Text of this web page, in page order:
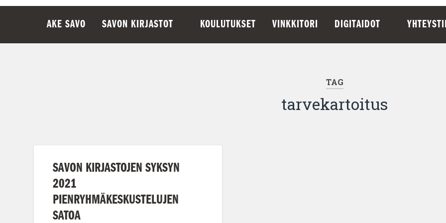
AKE SAVO SAVON KIRJASTOT KOULUTUKSET VINKKITORI DIGITAIDOT
TAG
tarvekartoitus
SAVON KIRJASTOJEN SYKSYN
2021
PIENRYHMÄKESKUSTELUJEN
SATOA